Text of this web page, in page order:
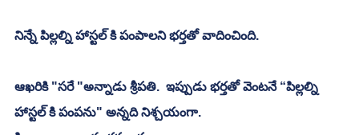
నిన్నే పిల్లల్ని హాస్టల్ కి పంపాలని భర్తతో వాదించింది.
ఆఖరికి "సరే "అన్నాడు శ్రీపతి.  ఇప్పుడు భర్తతో వెంటనే “పిల్లల్ని
హాస్టల్ కి పంపను" అన్నది నిశ్చయంగా.